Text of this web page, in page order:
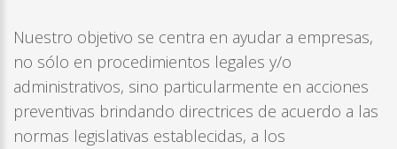
Nuestro objetivo se centra en ayudar a empresas,
no sólo en procedimientos legales y/o
administrativos, sino particularmente en acciones
preventivas brindando directrices de acuerdo a las
normas legislativas establecidas, a los